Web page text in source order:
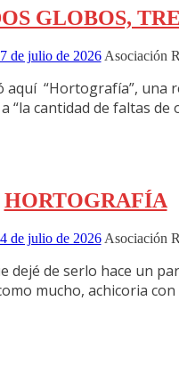
GLOBOS,
de julio de 2026 Asociación
“Hortografía”, una
cantidad de faltas
HORTOGRAFÍA
de julio de 2026 Asociación
dejé de serlo hace un
mucho, achicoria